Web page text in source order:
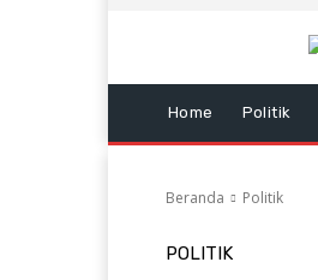
Home Politik
Beranda Politik
POLITIK